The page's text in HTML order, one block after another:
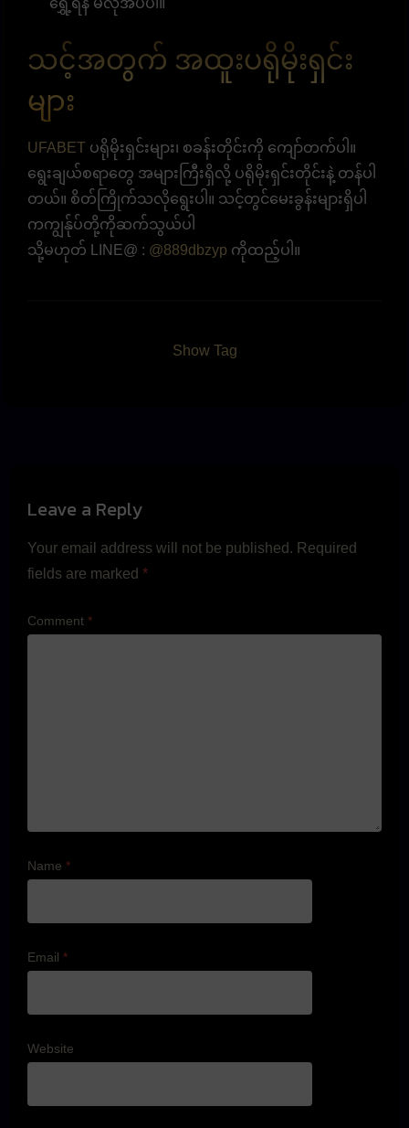
သင့်အတွက် အထူးပရိုမိုးရှင်း
များ
UFABET ပရိုမိုးရှင်းများ၊ စခန်းတိုင်းကို ကျော်တက်ပါ။
ရွေးချယ်စရာတွေ အများကြီးရှိလို့ ပရိုမိုးရှင်းတိုင်းနဲ့ တန်ပါ
တယ်။ စိတ်ကြိုက်သလိုရွေးပါ။ သင့်တွင်မေးခွန်းများရှိပါ
ကကျွန်ုပ်တို့ကိုဆက်သွယ်ပါ
သို့မဟုတ် LINE@ : @889dbzyp ကိုထည့်ပါ။
Show Tag
Leave a Reply
Your email address will not be published. Required
fields are marked *
Comment *
Name *
Email *
Website